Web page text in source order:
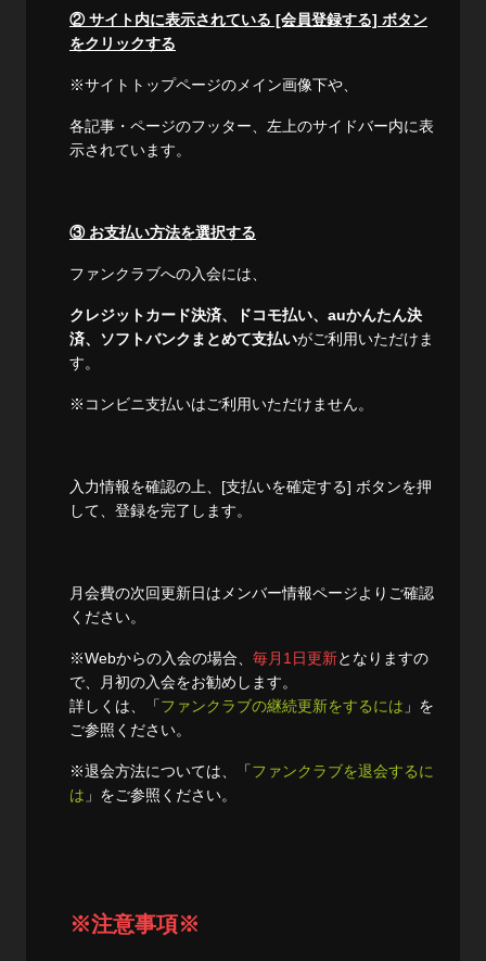
② サイト内に表示されている [会員登録する] ボタン
をクリックする
※サイトトップページのメイン画像下や、
各記事・ページのフッター、左上のサイドバー内に表
示されています。
③ お支払い方法を選択する
ファンクラブへの入会には、
クレジットカード決済、ドコモ払い、auかんたん決
済、ソフトバンクまとめて支払いがご利用いただけま
す。
※コンビニ支払いはご利用いただけません。
入力情報を確認の上、[支払いを確定する] ボタンを押
して、登録を完了します。
月会費の次回更新日はメンバー情報ページよりご確認
ください。
※Webからの入会の場合、 毎月1日更新となりますの
で、月初の入会をお勧めします。
詳しくは、「ファンクラブの継続更新をするには 」を
ご参照ください。
※退会方法については、「ファンクラブを退会するに
は 」をご参照ください。
※注意事項※